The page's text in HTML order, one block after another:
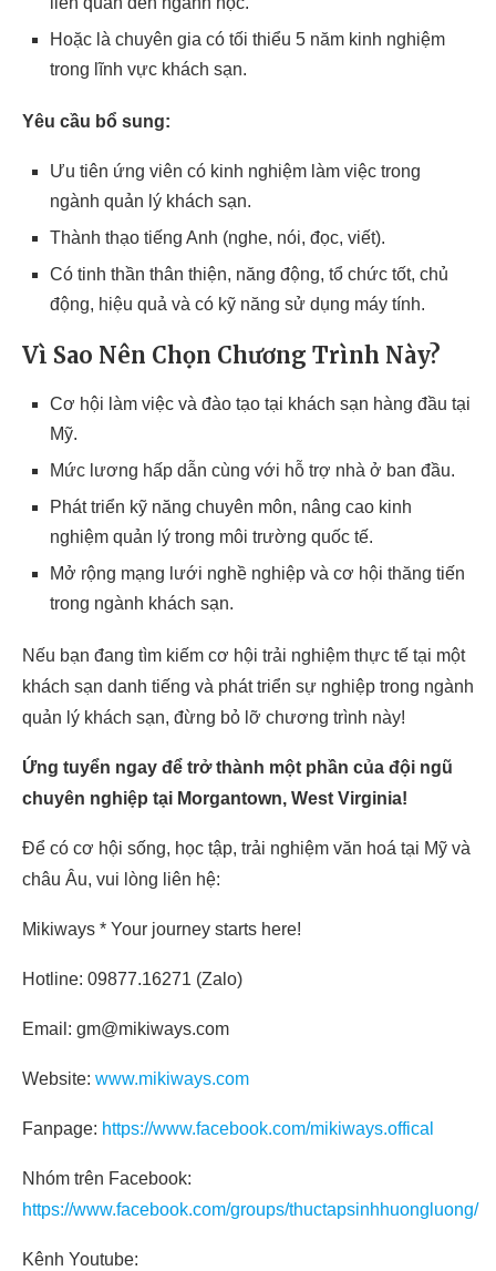
Hoặc là chuyên gia có tối thiểu 5 năm kinh nghiệm
trong lĩnh vực khách sạn.
Yêu cầu bổ sung:
Ưu tiên ứng viên có kinh nghiệm làm việc trong
ngành quản lý khách sạn.
Thành thạo tiếng Anh (nghe, nói, đọc, viết).
Có tinh thần thân thiện, năng động, tổ chức tốt, chủ
động, hiệu quả và có kỹ năng sử dụng máy tính.
Vì Sao Nên Chọn Chương Trình Này?
Cơ hội làm việc và đào tạo tại khách sạn hàng đầu tại
Mỹ.
Mức lương hấp dẫn cùng với hỗ trợ nhà ở ban đầu.
Phát triển kỹ năng chuyên môn, nâng cao kinh
nghiệm quản lý trong môi trường quốc tế.
Mở rộng mạng lưới nghề nghiệp và cơ hội thăng tiến
trong ngành khách sạn.
Nếu bạn đang tìm kiếm cơ hội trải nghiệm thực tế tại một
khách sạn danh tiếng và phát triển sự nghiệp trong ngành
quản lý khách sạn, đừng bỏ lỡ chương trình này!
Ứng tuyển ngay để trở thành một phần của đội ngũ
chuyên nghiệp tại Morgantown, West Virginia!
Để có cơ hội sống, học tập, trải nghiệm văn hoá tại Mỹ và
châu Âu, vui lòng liên hệ:
Mikiways * Your journey starts here!
Hotline: 09877.16271 (Zalo)
Email: gm@mikiways.com
Website: www.mikiways.com
Fanpage: https://www.facebook.com/mikiways.offical
Nhóm trên Facebook:
https://www.facebook.com/groups/thuctapsinhhuongluong/
Kênh Youtube: